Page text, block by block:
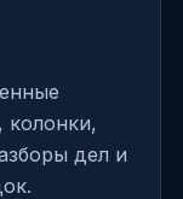
колонки,
дел и